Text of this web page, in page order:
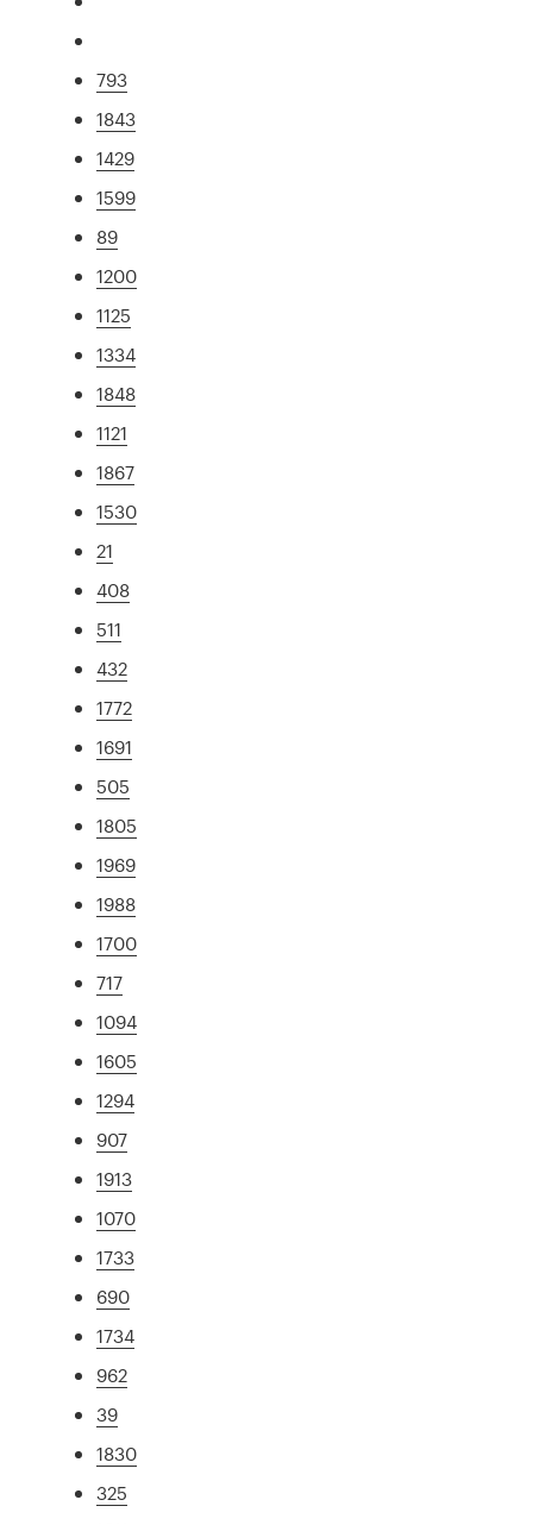
793
1843
1429
1599
89
1200
1125
1334
1848
1121
1867
1530
21
408
511
432
1772
1691
505
1805
1969
1988
1700
717
1094
1605
1294
907
1913
1070
1733
690
1734
962
39
1830
325